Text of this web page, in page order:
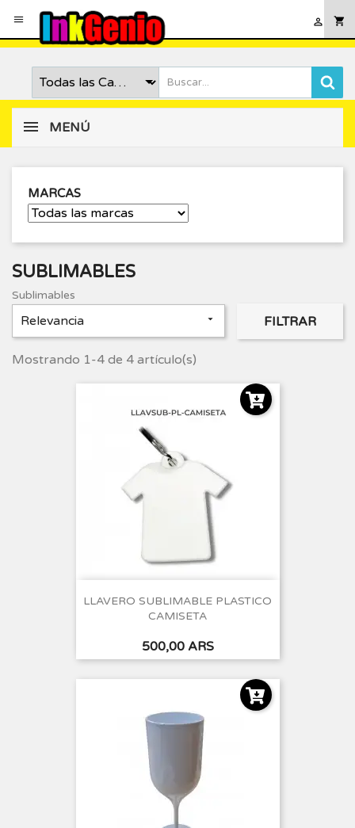
 shopping_cart

MENÚ
MARCAS
SUBLIMABLES
Sublimables
Relevancia  FILTRAR
Mostrando 1-4 de 4 artículo(s)
LLAVERO SUBLIMABLE PLASTICO
CAMISETA
Precio
500,00 ARS